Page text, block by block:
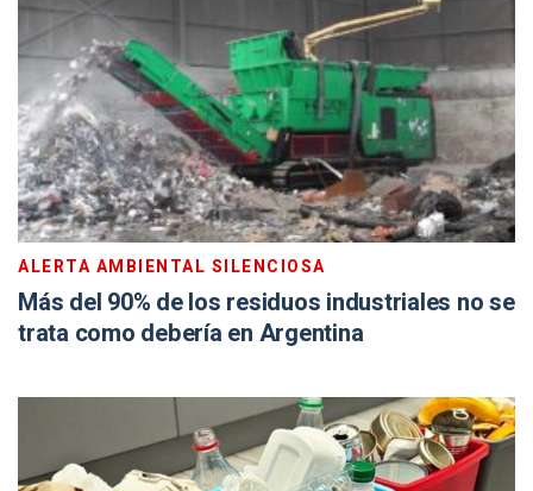
ALERTA AMBIENTAL SILENCIOSA
Más del 90% de los residuos industriales no se
trata como debería en Argentina